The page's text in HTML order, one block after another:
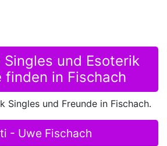
und Esoterik
finden in Fischach
Singles und Freunde in Fischach.
- Uwe Fischach